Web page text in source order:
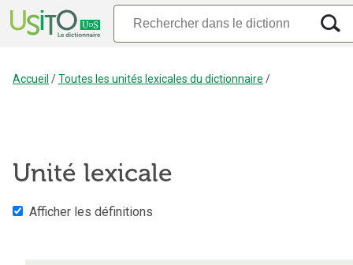
Accueil /Toutes les unités lexicales du dictionnaire /
Unité lexicale
Afficher les définitions